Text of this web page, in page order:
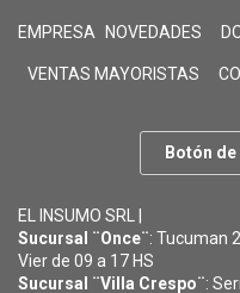
EMPRESA NOVEDADES
VENTAS MAYORISTAS
Botón
EL INSUMO SRL |
Sucursal ¨Once¨: Tucuman
Vier de 09 a 17 HS
Sucursal ¨Villa Crespo¨: